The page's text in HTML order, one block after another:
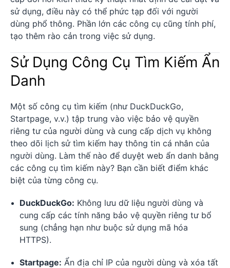
sử dụng, điều này có thể phức tạp đối với người
dùng phổ thông. Phần lớn các công cụ cũng tính phí,
tạo thêm rào cản trong việc sử dụng.
Sử Dụng Công Cụ Tìm Kiếm Ẩn
Danh
Một số công cụ tìm kiếm (như DuckDuckGo,
Startpage, v.v.) tập trung vào việc bảo vệ quyền
riêng tư của người dùng và cung cấp dịch vụ không
theo dõi lịch sử tìm kiếm hay thông tin cá nhân của
người dùng. Làm thế nào để duyệt web ẩn danh bằng
các công cụ tìm kiếm này? Bạn cần biết điểm khác
biệt của từng công cụ.
DuckDuckGo: Không lưu dữ liệu người dùng và
cung cấp các tính năng bảo vệ quyền riêng tư bổ
sung (chẳng hạn như buộc sử dụng mã hóa
HTTPS).
Startpage: Ẩn địa chỉ IP của người dùng và xóa tất